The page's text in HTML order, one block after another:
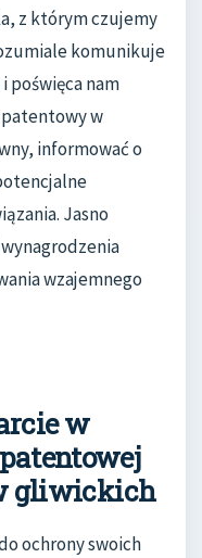
z którym czujemy
komunikuje
poświęca nam
w
informować o
Jasno
wzajemnego
w
gliwickich
ochrony swoich